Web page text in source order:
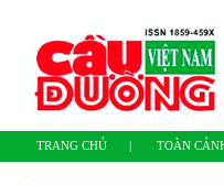
TRANG CHỦ | TOÀN